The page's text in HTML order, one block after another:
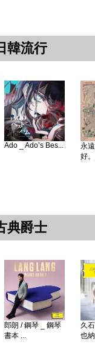
韓流行
Ado _ Ado’s Bes...
永
好
典爵士
郎朗 / 鋼琴 _ 鋼琴
書本 ...
久
也